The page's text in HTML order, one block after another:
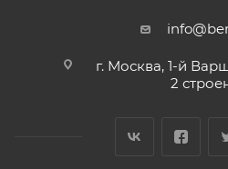
г. Москва, 1-й
2